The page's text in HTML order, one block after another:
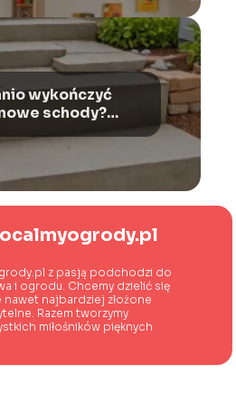
wykończyć
schody?
z pasją podchodzi do
i ogrodu. Chcemy dzielić się
nawet najbardziej złożone
Razem tworzymy
miłośników pięknych